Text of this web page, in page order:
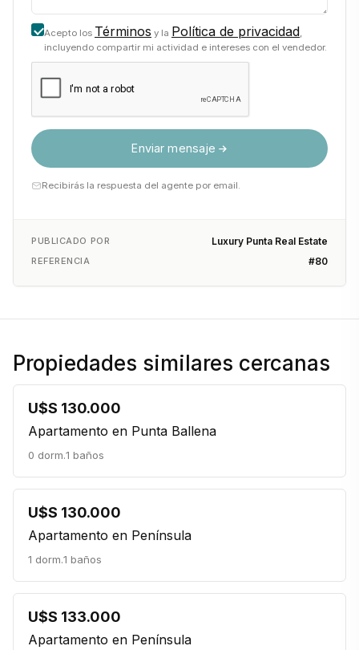
Acepto los Términos y la Política de privacidad,
incluyendo compartir mi actividad e intereses con el vendedor.
Enviar mensaje
Recibirás la respuesta del agente por email.
PUBLICADO POR Luxury Punta Real Estate
REFERENCIA #80
Propiedades similares cercanas
U$S 130.000
Apartamento en Punta Ballena
0 dorm.1 baños
U$S 130.000
Apartamento en Península
1 dorm.1 baños
U$S 133.000
Apartamento en Península